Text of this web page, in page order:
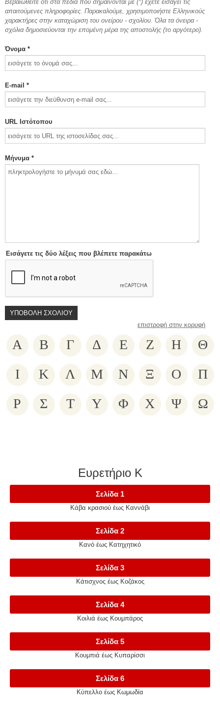
Βεβαιωθείτε ότι στα πεδία που σημαίνονται με (*) έχετε εισάγει τις
απαιτούμενες πληροφορίες. Παρακαλούμε, χρησιμοποιήστε Ελληνικούς
χαρακτήρες στην καταχώριση του ονείρου - σχολίου. Όλα τα όνειρα -
σχόλια δημοσιεύονται την επομένη μέρα της αποστολής (το αργότερο).
Όνομα *
E-mail *
URL Ιστότοπου
Μήνυμα *
Εισάγετε τις δύο λέξεις που βλέπετε παρακάτω
επιστροφή στην κορυφή
Α Β Γ Δ Ε Ζ Η Θ
Ι Κ Λ Μ Ν Ξ Ο Π
Ρ Σ Τ Υ Φ Χ Ψ Ω
Ευρετήριο Κ
Σελίδα 1
Κάβα κρασιού έως Καννάβι
Σελίδα 2
Κανό έως Κατηχητικό
Σελίδα 3
Κάτισχνος έως Κοζάκος
Σελίδα 4
Κοιλιά έως Κουμπάρος
Σελίδα 5
Κουμπιά έως Κυπαρίσσι
Σελίδα 6
Κύπελλο έως Κωμωδία